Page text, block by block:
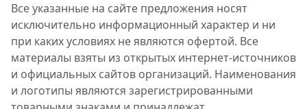
Все указанные на сайте предложения носят
исключительно информационный характер и ни
при каких условиях не являются офертой. Все
материалы взяты из открытых интернет-источников
и официальных сайтов организаций. Наименования
и логотипы являются зарегистрированными